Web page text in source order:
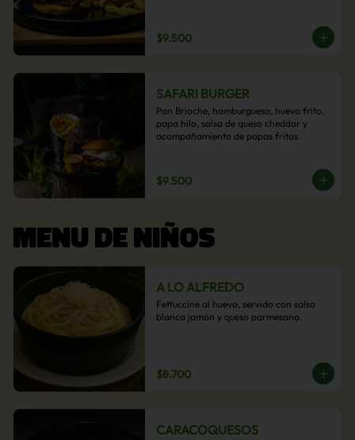
papas fritas.
$9.500
SAFARI BURGER
Pan Brioche, hamburguesa, huevo frito,
papa hilo, salsa de queso cheddar y
acompañamiento de papas fritas.
$9.500
MENU DE NIÑOS
A LO ALFREDO
Fettuccine al huevo, servido con salsa
blanca jamón y queso parmesano.
$8.700
CARACOQUESOS